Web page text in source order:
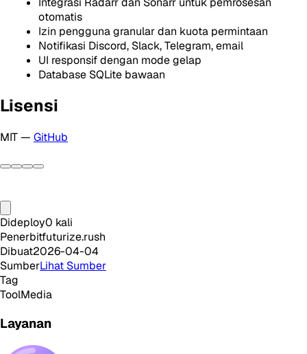
otomatis
Izin pengguna granular dan kuota permintaan
Notifikasi Discord, Slack, Telegram, email
UI responsif dengan mode gelap
Database SQLite bawaan
Lisensi
MIT — GitHub
Dideploy0 kali
Penerbitfuturize.rush
Dibuat2026-04-04
SumberLihat Sumber
Tag
ToolMedia
Layanan